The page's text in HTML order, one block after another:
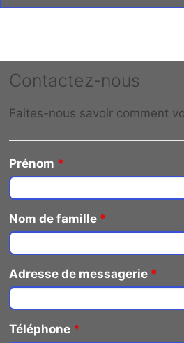
Contactez-nous
Faites-nous savoir comment
Prénom *
Nom de famille *
Adresse de messagerie *
Téléphone *